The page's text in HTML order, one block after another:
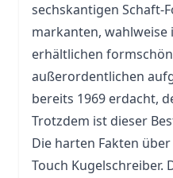
sechskantigen Schaft-
markanten, wahlweise
erhältlichen
außerordentlichen
bereits 1969 erdacht,
Trotzdem ist dieser
Die harten Fakten über
Touch Kugelschreiber.